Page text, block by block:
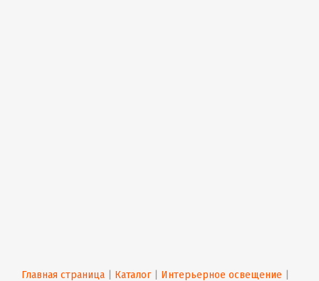
Главная страница Каталог | Интерьерное освещение